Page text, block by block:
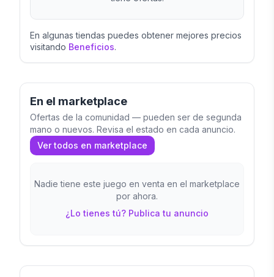
En algunas tiendas puedes obtener mejores precios
visitando Beneficios.
En el marketplace
Ofertas de la comunidad — pueden ser de segunda
mano o nuevos. Revisa el estado en cada anuncio.
Ver todos en marketplace
Nadie tiene este juego en venta en el marketplace
por ahora.
¿Lo tienes tú? Publica tu anuncio